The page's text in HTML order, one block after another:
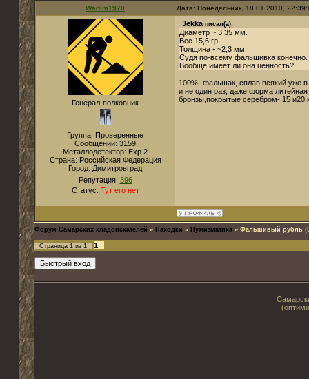
Wadim1970 Дата: Понедельник, 18.01.2010,
Генерал-полковник
Группа: Проверенные
Сообщений: 3159
Металлодетектор: Exp.2
Страна: Российская Федерация
Город: Димитровград
Репутация: 396
Статус: Тут его нет
Jekkaписал(а):
Диаметр ~ 3,35 мм.
Вес 15,6 гр.
Толщина - ~2,3 мм.
Судя по-всему фальшивка конечно.
Вообще имеет ли она ценность?
100% -фальшак, сплав всякий уже
и не один раз, даже форма
бронзы,покрытые серебром- 15 и20
Форум Самарских кладоискателей » Находки » Нумизматика » Фальшивый рубль
Страница 1 из 1 1